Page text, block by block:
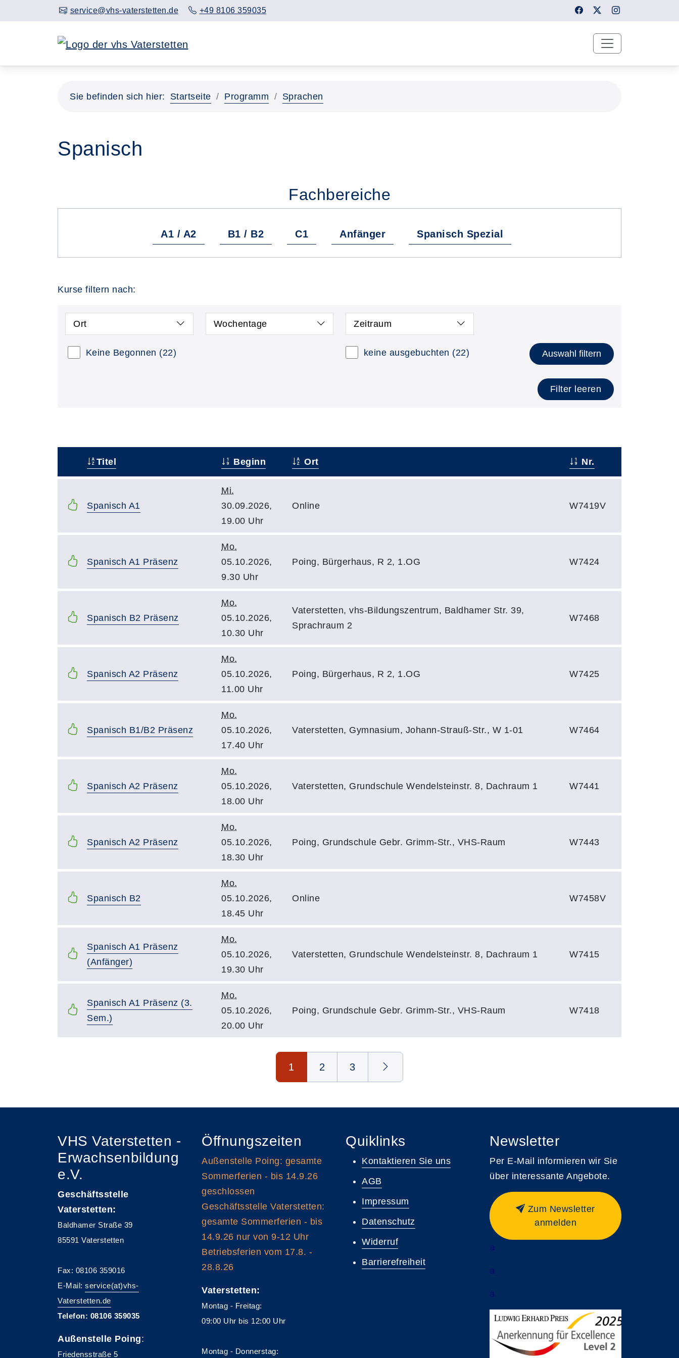
service@vhs-vaterstetten.de +49 8106 359035
Sie befinden sich hier: Startseite Programm Sprachen
Spanisch
Fachbereiche
A1 / A2 B1 / B2 C1 Anfänger Spanisch Spezial
Kurse filtern nach:
Ort Wochentage Zeitraum
Keine Begonnen (22) keine ausgebuchten (22) Auswahl filtern
Filter leeren
Titel Beginn Ort Nr.
Spanisch A1
Mi.
30.09.2026,
19.00 Uhr
Online W7419V
Spanisch A1 Präsenz
Mo.
05.10.2026,
9.30 Uhr
Poing, Bürgerhaus, R 2, 1.OG W7424
Spanisch B2 Präsenz
Mo.
05.10.2026,
10.30 Uhr
Vaterstetten, vhs-Bildungszentrum, Baldhamer Str. 39,
Sprachraum 2
W7468
Spanisch A2 Präsenz
Mo.
05.10.2026,
11.00 Uhr
Poing, Bürgerhaus, R 2, 1.OG W7425
Spanisch B1/B2 Präsenz
Mo.
05.10.2026,
17.40 Uhr
Vaterstetten, Gymnasium, Johann-Strauß-Str., W 1-01 W7464
Spanisch A2 Präsenz
Mo.
05.10.2026,
18.00 Uhr
Vaterstetten, Grundschule Wendelsteinstr. 8, Dachraum 1 W7441
Spanisch A2 Präsenz
Mo.
05.10.2026,
18.30 Uhr
Poing, Grundschule Gebr. Grimm-Str., VHS-Raum W7443
Spanisch B2
Mo.
05.10.2026,
18.45 Uhr
Online W7458V
Spanisch A1 Präsenz
(Anfänger)
Mo.
05.10.2026,
19.30 Uhr
Vaterstetten, Grundschule Wendelsteinstr. 8, Dachraum 1 W7415
Spanisch A1 Präsenz (3.
Sem.)
Mo.
05.10.2026,
20.00 Uhr
Poing, Grundschule Gebr. Grimm-Str., VHS-Raum W7418
1 2 3
VHS Vaterstetten -
Erwachsenbildung
e.V.
Geschäftsstelle
Vaterstetten:
Baldhamer Straße 39
85591 Vaterstetten
Fax: 08106 359016
E-Mail: service(at)vhs-
Vaterstetten.de
Telefon: 08106 359035
Außenstelle Poing:
Friedensstraße 5
Öffnungszeiten
Außenstelle Poing: gesamte
Sommerferien - bis 14.9.26
geschlossen
Geschäftsstelle Vaterstetten:
gesamte Sommerferien - bis
14.9.26 nur von 9-12 Uhr
Betriebsferien vom 17.8. -
28.8.26
Vaterstetten:
Montag - Freitag:
09:00 Uhr bis 12:00 Uhr
Montag - Donnerstag:
Quiklinks
Kontaktieren Sie uns
AGB
Impressum
Datenschutz
Widerruf
Barrierefreiheit
Newsletter
Per E-Mail informieren wir Sie
über interessante Angebote.
Zum Newsletter
anmelden
a
a
a